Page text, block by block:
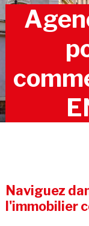
Naviguez
l'immobilier